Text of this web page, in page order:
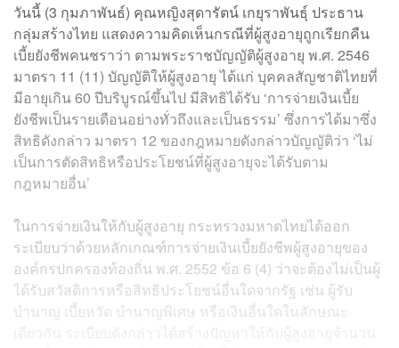
วันนี้ (3 กุมภาพันธ์) คุณหญิงสุดารัตน์ เกยุราพันธุ์ ประธาน
กลุ่มสร้างไทย แสดงความคิดเห็นกรณีที่ผู้สูงอายุถูกเรียกคืน
เบี้ยยังชีพคนชราว่า ตามพระราชบัญญัติผู้สูงอายุ พ.ศ. 2546
มาตรา 11 (11) บัญญัติให้ผู้สูงอายุ ได้แก่ บุคคลสัญชาติไทยที่
มีอายุเกิน 60 ปีบริบูรณ์ขึ้นไป มีสิทธิได้รับ ‘การจ่ายเงินเบี้ย
ยังชีพเป็นรายเดือนอย่างทั่วถึงและเป็นธรรม’ ซึ่งการได้มาซึ่ง
สิทธิดังกล่าว มาตรา 12 ของกฎหมายดังกล่าวบัญญัติว่า ‘ไม่
เป็นการตัดสิทธิหรือประโยชน์ที่ผู้สูงอายุจะได้รับตาม
กฎหมายอื่น’
ในการจ่ายเงินให้กับผู้สูงอายุ กระทรวงมหาดไทยได้ออก
ระเบียบว่าด้วยหลักเกณฑ์การจ่ายเงินเบี้ยยังชีพผู้สูงอายุของ
องค์กรปกครองท้องถิ่น พ.ศ. 2552 ข้อ 6 (4) ว่าจะต้องไม่เป็นผู้
ได้รับสวัสดิการหรือสิทธิประโยชน์อื่นใดจากรัฐ เช่น ผู้รับ
บำนาญ เบี้ยหวัด บำนาญพิเศษ หรือเงินอื่นใดในลักษณะ